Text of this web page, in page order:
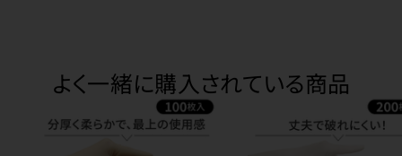
よく一緒に購入されている商品